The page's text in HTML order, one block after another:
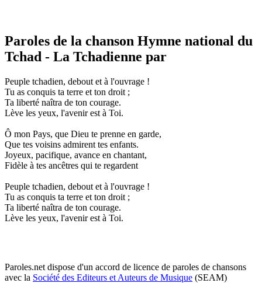
Paroles de la chanson Hymne national du
Tchad - La Tchadienne par
Peuple tchadien, debout et à l'ouvrage !
Tu as conquis ta terre et ton droit ;
Ta liberté naîtra de ton courage.
Lève les yeux, l'avenir est à Toi.
Ô mon Pays, que Dieu te prenne en garde,
Que tes voisins admirent tes enfants.
Joyeux, pacifique, avance en chantant,
Fidèle à tes ancêtres qui te regardent
Peuple tchadien, debout et à l'ouvrage !
Tu as conquis ta terre et ton droit ;
Ta liberté naîtra de ton courage.
Lève les yeux, l'avenir est à Toi.
Paroles.net dispose d'un accord de licence de paroles de chansons
avec la Société des Editeurs et Auteurs de Musique (SEAM)